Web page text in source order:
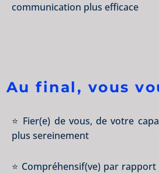
communication plus efficace
Au final, vous
⭐ Fier(e) de vous, de votre
plus sereinement
⭐ Compréhensif(ve) par